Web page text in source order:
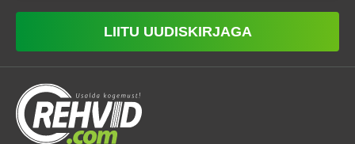
LIITU UUDISKIRJAGA